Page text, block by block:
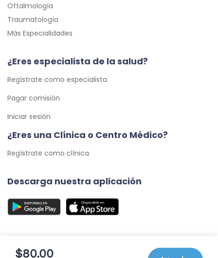
$80.00
Oftalmología
Traumatología
Más Especialidades
¿Eres especialista de la salud?
Regístrate como especialista
Pagar comisión
Iniciar sesión
¿Eres una Clínica o Centro Médico?
Regístrate como clínica
Descarga nuestra aplicación